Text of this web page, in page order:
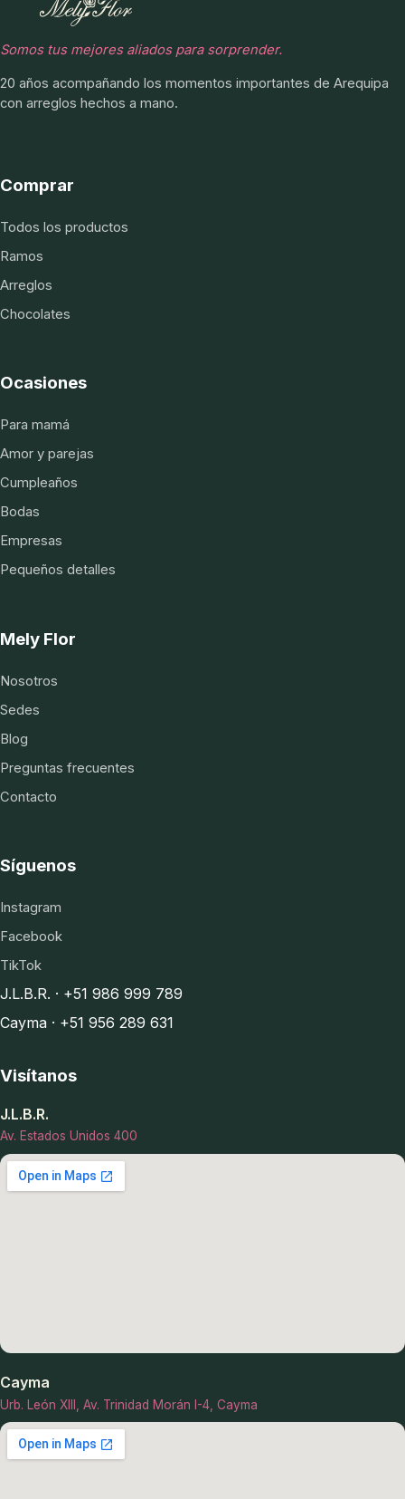
Somos tus mejores aliados para sorprender.
20 años acompañando los momentos importantes de Arequipa
con arreglos hechos a mano.
Comprar
Todos los productos
Ramos
Arreglos
Chocolates
Ocasiones
Para mamá
Amor y parejas
Cumpleaños
Bodas
Empresas
Pequeños detalles
Mely Flor
Nosotros
Sedes
Blog
Preguntas frecuentes
Contacto
Síguenos
Instagram
Facebook
TikTok
J.L.B.R. · +51 986 999 789
Cayma · +51 956 289 631
Visítanos
J.L.B.R.
Av. Estados Unidos 400
Cayma
Urb. León XIII, Av. Trinidad Morán I-4, Cayma